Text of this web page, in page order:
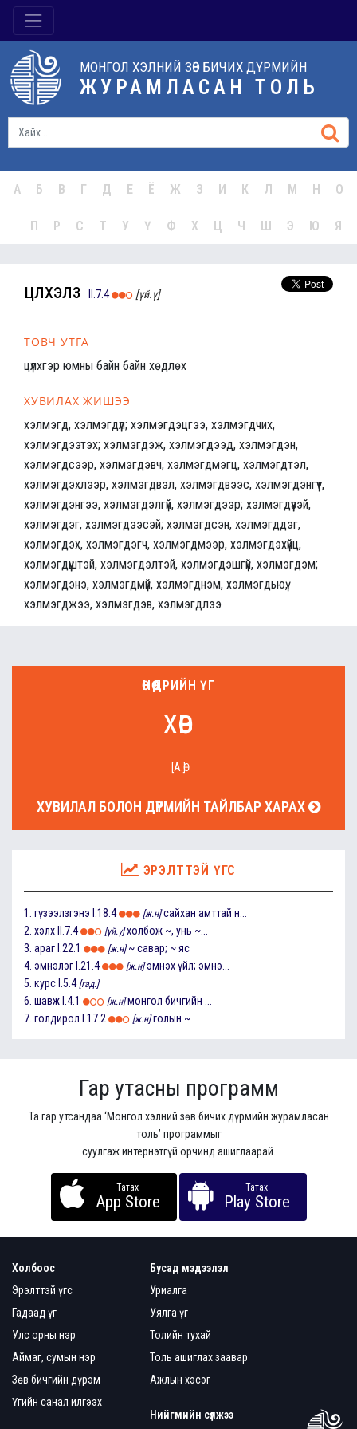
МОНГОЛ ХЭЛНИЙ ЗӨВ БИЧИХ ДҮРМИЙН
ЖУРАМЛАСАН ТОЛЬ
А Б В Г Д Е Ё Ж З И К Л М Н О
П Р С Т У Ү Ф Х Ц Ч Ш Э Ю Я
цүлхэлз II.7.4 [үй.ү]
ТОВЧ УТГА
цүлхгэр юмны байн байн хөдлөх
ХУВИЛАХ ЖИШЭЭ
хэлмэгд, хэлмэгдүүл; хэлмэгдэцгээ, хэлмэгдчих,
хэлмэгдээтэх; хэлмэгдэж, хэлмэгдээд, хэлмэгдэн,
хэлмэгдсээр, хэлмэгдэвч, хэлмэгдмэгц, хэлмэгдтэл,
хэлмэгдэхлээр, хэлмэгдвэл, хэлмэгдвээс, хэлмэгдэнгүүт,
хэлмэгдэнгээ, хэлмэгдэлгүй, хэлмэгдээр; хэлмэгдүүзэй,
хэлмэгдэг, хэлмэгдээсэй; хэлмэгдсэн, хэлмэгддэг,
хэлмэгдэх, хэлмэгдэгч, хэлмэгдмээр, хэлмэгдэхүйц,
хэлмэгдүүштэй, хэлмэгдэлтэй, хэлмэгдэшгүй, хэлмэгдэм;
хэлмэгдэнэ, хэлмэгдмүй, хэлмэгднэм, хэлмэгдьюү,
хэлмэгджээ, хэлмэгдэв, хэлмэгдлээ
ӨНӨӨДРИЙН ҮГ
хөв
[А.Ө]
ХУВИЛАЛ БОЛОН ДҮРМИЙН ТАЙЛБАР ХАРАХ
ЭРЭЛТТЭЙ ҮГС
1. гүзээлзгэнэ I.18.4 [ж.н] сайхан амттай н...
2. хэлх II.7.4 [үй.ү] холбож ~, унь ~...
3. араг I.22.1 [ж.н] ~ савар; ~ яс
4. эмнэлэг I.21.4 [ж.н] эмнэх үйл; эмнэ...
5. курс I.5.4 [гад.]
6. шавж I.4.1 [ж.н] монгол бичгийн ...
7. голдирол I.17.2 [ж.н] голын ~
Гар утасны программ
Та гар утсандаа ‘Монгол хэлний зөв бичих дүрмийн журамласан
толь’ программыг
суулгаж интернэтгүй орчинд ашиглаарай.
Татах
App Store
Татах
Play Store
Холбоос
Эрэлттэй үгс
Гадаад үг
Улс орны нэр
Аймаг, сумын нэр
Зөв бичгийн дүрэм
Үгийн санал илгээх
Бусад мэдээлэл
Уриалга
Уялга үг
Толийн тухай
Толь ашиглах заавар
Ажлын хэсэг
Нийгмийн сүлжээ